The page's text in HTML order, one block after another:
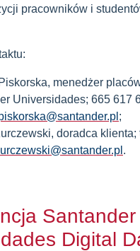
pracowników i
menedżer
Universidades; 665 617
;
doradca klienta;
.
Santander
Digital